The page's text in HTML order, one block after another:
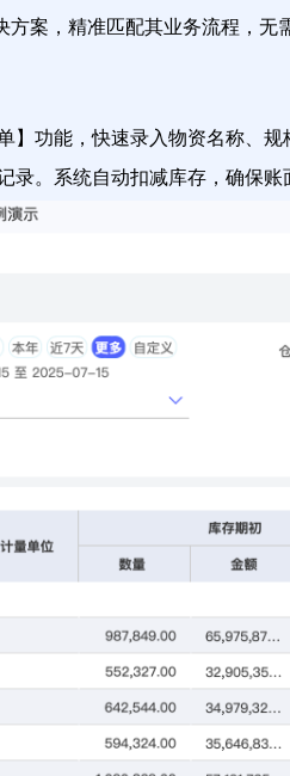
案，精准匹配其业务流程，无
功能，快速录入物资名称、
。系统自动扣减库存，确保账